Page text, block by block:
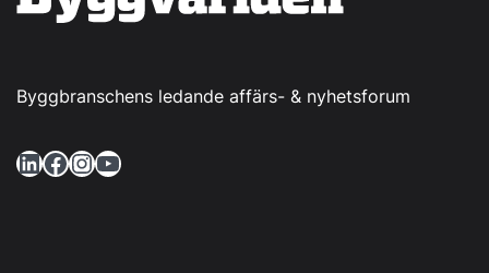
Byggbranschens ledande affärs- & nyhetsforum
LinkedIn Facebook InstagramYouTube